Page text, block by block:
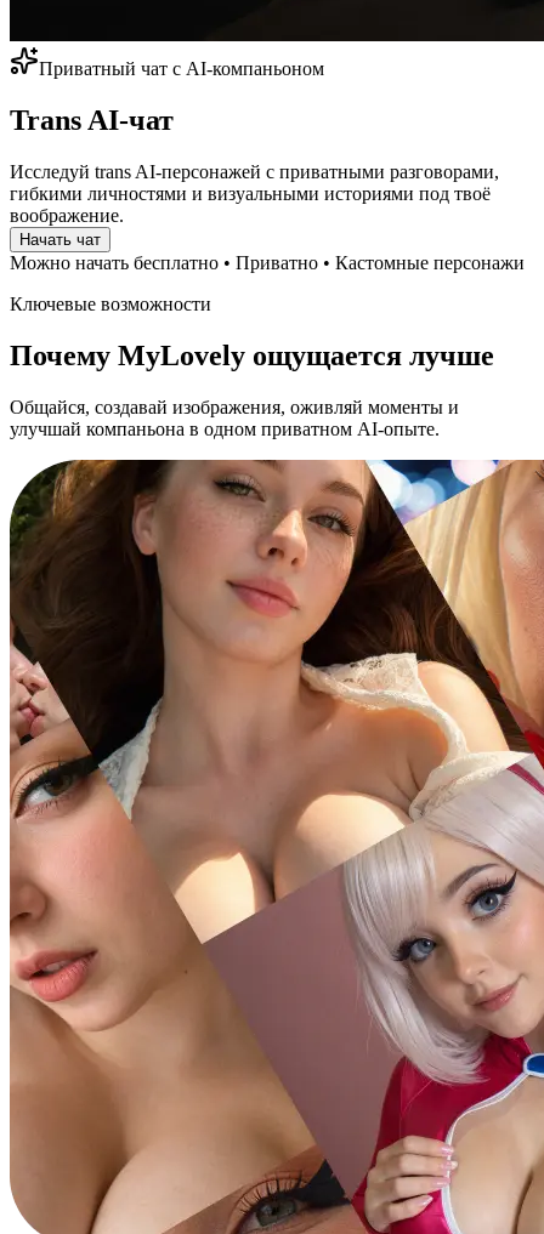
Приватный чат с AI-компаньоном
Trans AI-чат
Исследуй trans AI-персонажей с приватными разговорами,
гибкими личностями и визуальными историями под твоё
воображение.
Начать чат
Можно начать бесплатно • Приватно • Кастомные персонажи
Ключевые возможности
Почему MyLovely ощущается лучше
Общайся, создавай изображения, оживляй моменты и
улучшай компаньона в одном приватном AI-опыте.